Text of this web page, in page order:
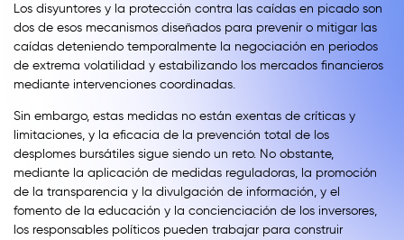
Los disyuntores y la protección contra las caídas en picado son
dos de esos mecanismos diseñados para prevenir o mitigar las
caídas deteniendo temporalmente la negociación en periodos
de extrema volatilidad y estabilizando los mercados financieros
mediante intervenciones coordinadas.
Sin embargo, estas medidas no están exentas de críticas y
limitaciones, y la eficacia de la prevención total de los
desplomes bursátiles sigue siendo un reto. No obstante,
mediante la aplicación de medidas reguladoras, la promoción
de la transparencia y la divulgación de información, y el
fomento de la educación y la concienciación de los inversores,
los responsables políticos pueden trabajar para construir